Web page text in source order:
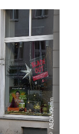
© ABDA/Klemm